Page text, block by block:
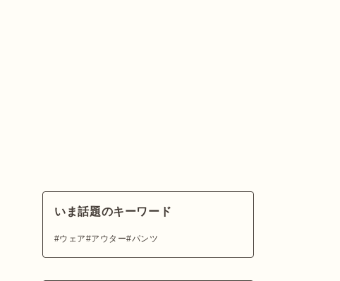
いま話題のキーワード
ウェア アウター パンツ